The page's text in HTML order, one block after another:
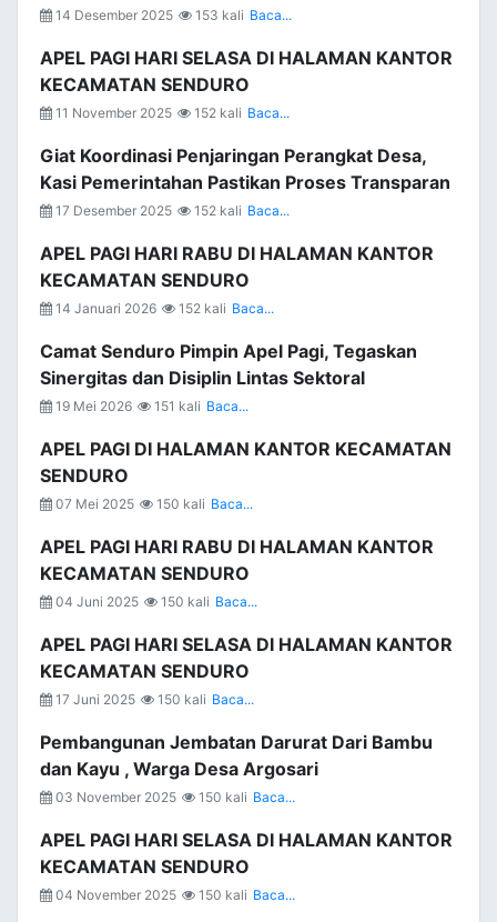
14 Desember 2025 153 kali Baca...
APEL PAGI HARI SELASA DI HALAMAN KANTOR
KECAMATAN SENDURO
11 November 2025 152 kali Baca...
Giat Koordinasi Penjaringan Perangkat Desa,
Kasi Pemerintahan Pastikan Proses Transparan
17 Desember 2025 152 kali Baca...
APEL PAGI HARI RABU DI HALAMAN KANTOR
KECAMATAN SENDURO
14 Januari 2026 152 kali Baca...
Camat Senduro Pimpin Apel Pagi, Tegaskan
Sinergitas dan Disiplin Lintas Sektoral
19 Mei 2026 151 kali Baca...
APEL PAGI DI HALAMAN KANTOR KECAMATAN
SENDURO
07 Mei 2025 150 kali Baca...
APEL PAGI HARI RABU DI HALAMAN KANTOR
KECAMATAN SENDURO
04 Juni 2025 150 kali Baca...
APEL PAGI HARI SELASA DI HALAMAN KANTOR
KECAMATAN SENDURO
17 Juni 2025 150 kali Baca...
Pembangunan Jembatan Darurat Dari Bambu
dan Kayu , Warga Desa Argosari
03 November 2025 150 kali Baca...
APEL PAGI HARI SELASA DI HALAMAN KANTOR
KECAMATAN SENDURO
04 November 2025 150 kali Baca...